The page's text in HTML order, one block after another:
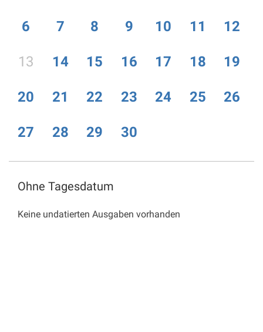
6 7 8 9 10 11 12
13 14 15 16 17 18 19
20 21 22 23 24 25 26
27 28 29 30
Ohne Tagesdatum
Keine undatierten Ausgaben vorhanden